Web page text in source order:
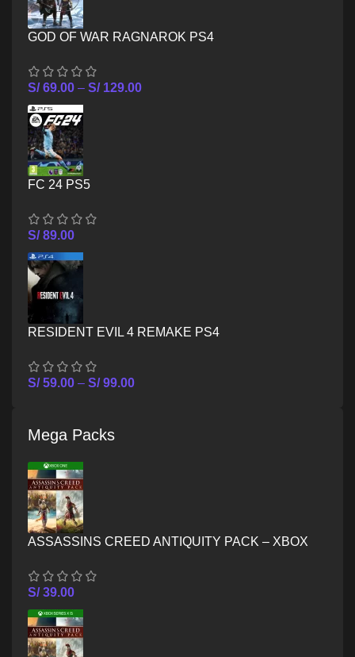
GOD OF WAR RAGNAROK PS4
S/69.00 – S/129.00
FC 24 PS5
S/89.00
RESIDENT EVIL 4 REMAKE PS4
S/59.00 – S/99.00
Mega Packs
ASSASSINS CREED ANTIQUITY PACK – XBOX
S/39.00